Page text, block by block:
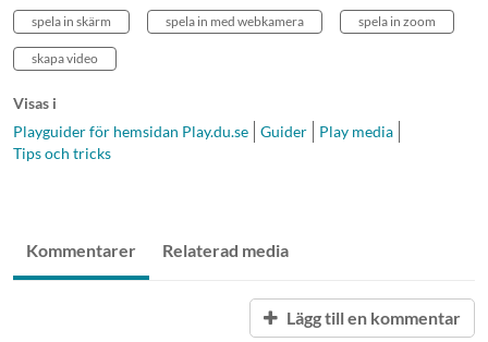
spela in skärm spela in med webkamera spela in zoom
skapa video
Visas i
Playguider för hemsidan Play.du.se
Guider
Play media
Tips och tricks
Kommentarer Relaterad media
Lägg till en kommentar